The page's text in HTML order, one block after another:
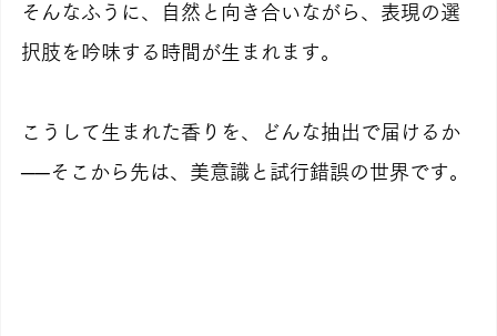
そんなふうに、自然と向き合いながら、表現の選
択肢を吟味する時間が生まれます。
こうして生まれた香りを、どんな抽出で届けるか
──そこから先は、美意識と試行錯誤の世界です。